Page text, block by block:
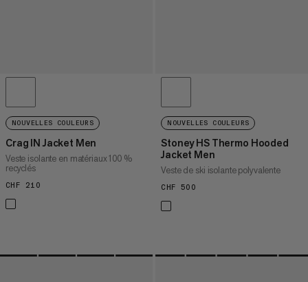
NOUVELLES COULEURS
Crag IN Jacket Men
Veste isolante en matériaux 100 %
recyclés
CHF 210
NOUVELLES COULEURS
Stoney HS Thermo Hooded
Jacket Men
Veste de ski isolante polyvalente
CHF 500